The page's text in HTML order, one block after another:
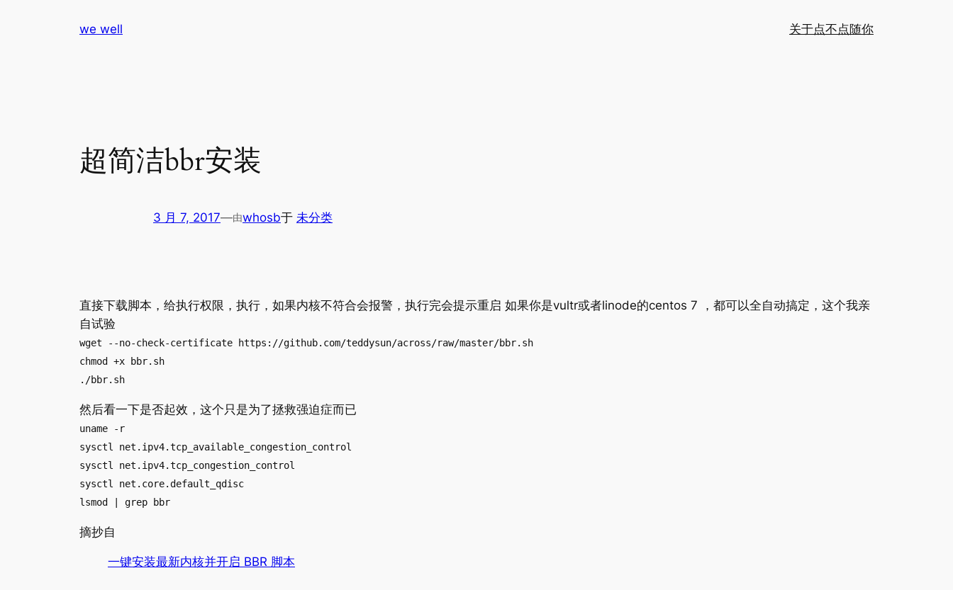
we well 关于点不点随你
超简洁bbr安装
3 月 7, 2017—由whosb于 未分类
直接下载脚本，给执行权限，执行，如果内核不符合会报警，执行完会提示重启 如果你是vultr或者linode的centos 7 ，都可以全自动搞定，这个我亲
自试验
wget --no-check-certificate https://github.com/teddysun/across/raw/master/bbr.sh
chmod +x bbr.sh
./bbr.sh
然后看一下是否起效，这个只是为了拯救强迫症而已
uname -r
sysctl net.ipv4.tcp_available_congestion_control
sysctl net.ipv4.tcp_congestion_control
sysctl net.core.default_qdisc
lsmod | grep bbr
摘抄自
一键安装最新内核并开启 BBR 脚本